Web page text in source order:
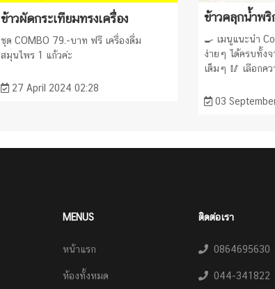
ข้าวผัดกระเทียมทรงเครื่อง
ชุด COMBO 79.-บาท ฟรี เครื่องดื่ม
สมุนไพร 1 แก้วค่ะ
27 April 2024 02:28
ข้าวคลุกน้ำพ
🍳 เมนูแนะนำ
ง่ายๆ ได้ครบทั้งจ
เต็มๆ 🥢 เลือกคว
03
MENUS
หน้าแรก
ห้องทั้งหมด
ติดต่อเรา
0864695630
044-341822